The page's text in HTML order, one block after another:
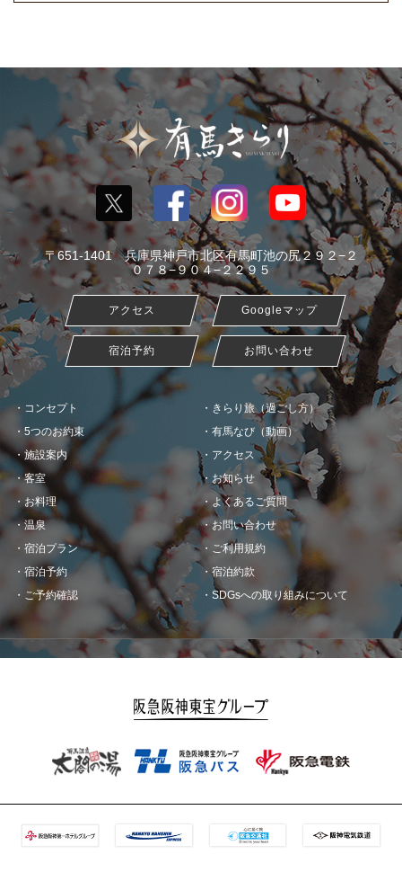
〒651-1401 兵庫県神戸市北区有馬町池の尻２９２−２
０７８−９０４−２２９５
アクセス Googleマップ
宿泊予約 お問い合わせ
コンセプト
5つのお約束
施設案内
客室
お料理
温泉
きらり旅（過ごし方）
有馬なび（動画）
アクセス
お知らせ
宿泊プラン
宿泊予約
ご予約確認
よくあるご質問
お問い合わせ
ご利用規約
宿泊約款
SDGsへの取り組みについて